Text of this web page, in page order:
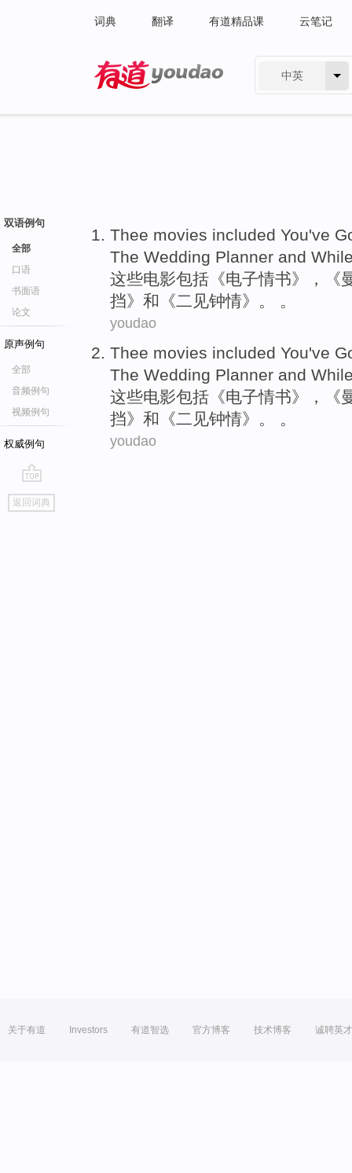
词典 翻译 有道精品课 云笔记
中英
双语例句
全部
口语
书面语
论文
原声例句
全部
音频例句
视频例句
权威例句
go
top
返回词典
Thee movies included You've
The Wedding Planner and
这些电影包括 《电子情书》，《
挡》 和 《二见钟情》。 。
youdao
Thee movies included You've
The Wedding Planner and
这些电影包括 《电子情书》，《
挡》 和 《二见钟情》。 。
youdao
关于有道 Investors 有道智选 官方博客 技术博客 诚聘英才